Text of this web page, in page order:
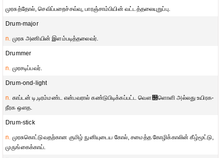
முரசுத்தோல், செவிப்பறைச்சவ்வு, பாரஞ்சாம்பியின் வட்டத்தலையுறுப்பு.
Drum-major
n. முரசு அணியின் இளம்படித்தலைவர்.
Drummer
n. முரசடிப்பவர்.
Drum-ond-light
n. காப்டன் டி,டிரம்மண்ட என்பவரால் கண்டுபிடிக்கப்பட்ட வௌ஢ளொளி அல்லது உயிரக-
நீரக ஔத.
Drum-stick
n. முரசுகொட்டுவதற்கான குமிழ் நுனியுடைய கோல், சமைத்த கோழிக்காலின் கீழ்மூட்டு,
முருங்கைக்காய்.